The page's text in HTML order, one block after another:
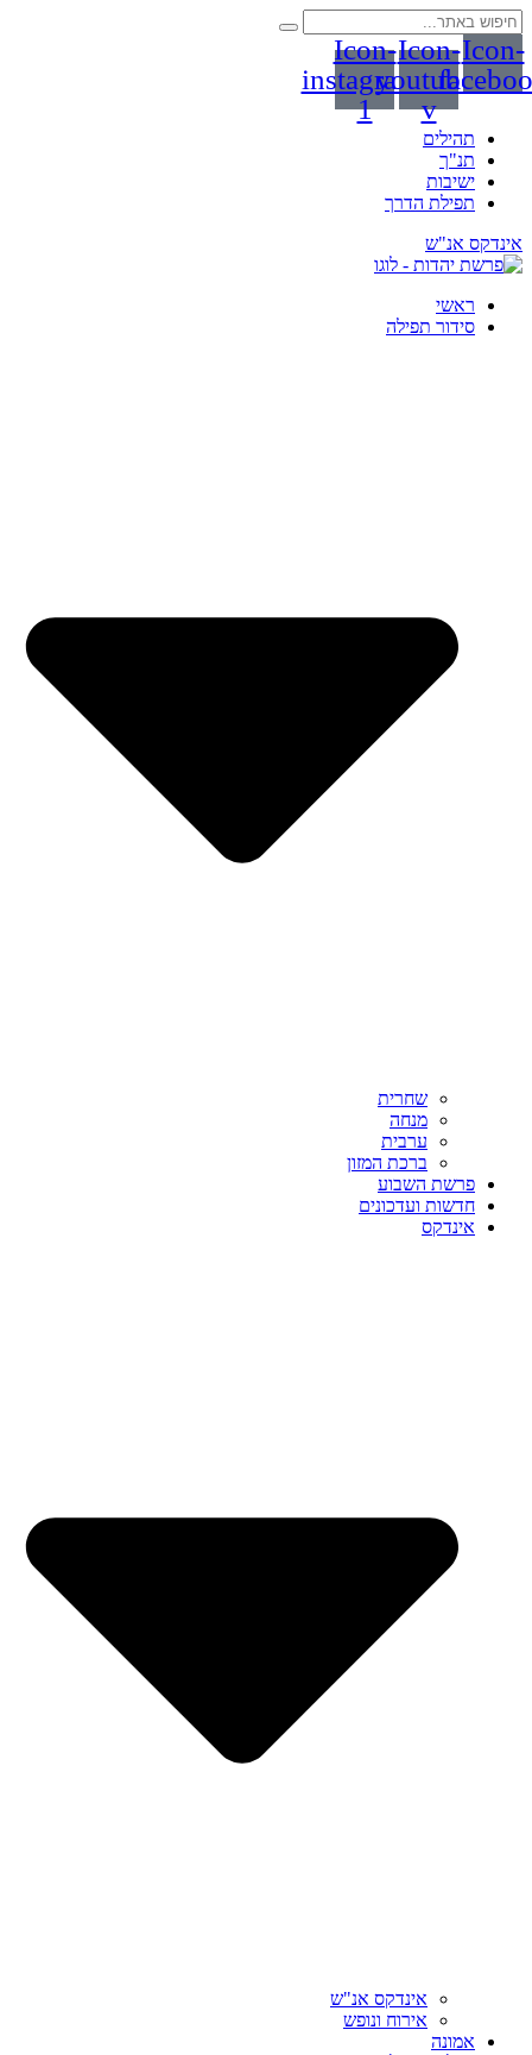
Icon-
Icon-
youtube-
v
Icon-
instagram-
1
תהילים
תנ"ך
ישיבות
תפילת הדרך
אינדקס אנ"ש
ראשי
סידור תפילה
שחרית
מנחה
ערבית
ברכת המזון
פרשת השבוע
חדשות ועדכונים
אינדקס
אינדקס אנ"ש
אירוח ונופש
אמונה